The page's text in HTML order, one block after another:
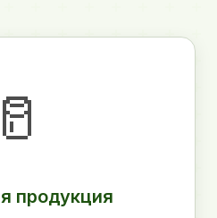
🥛
продукция